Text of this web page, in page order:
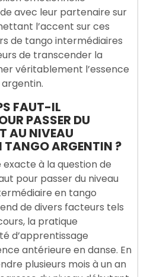
avec leur partenaire sur
l’accent sur ces
de tango intermédiaires
de transcender la
véritablement l’essence
FAUT-IL
PASSER DU
AU NIVEAU
TANGO ARGENTIN ?
exacte à la question de
pour passer du niveau
en tango
de divers facteurs tels
la pratique
d’apprentissage
antérieure en danse. En
plusieurs mois à un an